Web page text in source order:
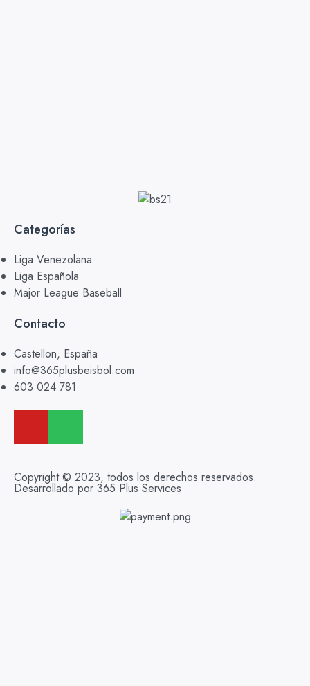
Categorías
Liga Venezolana
Liga Española
Major League Baseball
Contacto
Castellon, España
info@365plusbeisbol.com
603 024 781
Copyright © 2023, todos los derechos reservados.
Desarrollado por 365 Plus Services